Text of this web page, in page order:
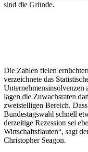
sind die Gründe.
Die Zahlen fielen
verzeichnete das
Unternehmensinsolvenzen
lagen die Zuwachsraten
zweistelligen Bereich.
Bundestagswahl schnell
derzeitige Rezession sei
Wirtschaftsflauten“, sagt
Christopher Seagon.